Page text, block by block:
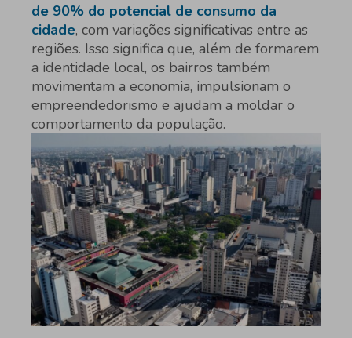
de 90% do potencial de consumo da
cidade, com variações significativas entre as
regiões. Isso significa que, além de formarem
a identidade local, os bairros também
movimentam a economia, impulsionam o
empreendedorismo e ajudam a moldar o
comportamento da população.